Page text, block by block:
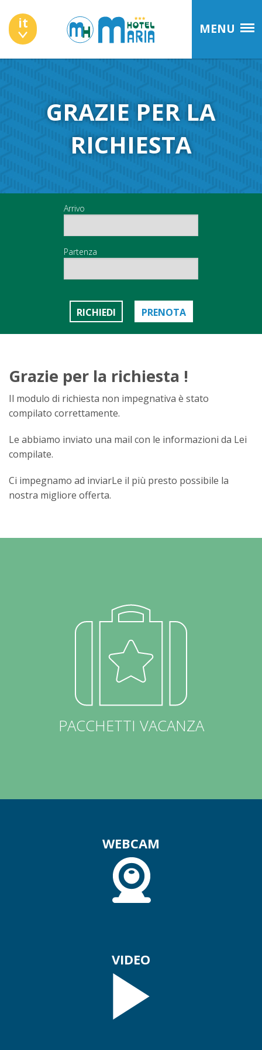
it MENU
GRAZIE PER LA
RICHIESTA
Arrivo
Partenza
RICHIEDI PRENOTA
Grazie per la richiesta !
Il modulo di richiesta non impegnativa è stato
compilato correttamente.
Le abbiamo inviato una mail con le informazioni da Lei
compilate.
Ci impegnamo ad inviarLe il più presto possibile la
nostra migliore offerta.
PACCHETTI VACANZA
WEBCAM
VIDEO